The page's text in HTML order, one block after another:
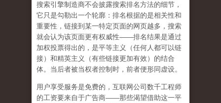
搜索引擎制造商不会披露搜索排名方法的细节，
它只是勾勒出一个轮廓：排名根据的是相关性和
重要性，链接到某一特定页面的网页越多，搜索
就会认为该页面更有权威性——排名结果是通过
加权投票得出的，是平等主义（任何人都可以链
接）和精英主义（有些链接更加有效）的结合
体。 当后者被当权者控制时，前者便形同虚设。
用户享受服务是免费的，互联网公司数千工程师
的工资要来自于广告商——那些渴望借助这一平